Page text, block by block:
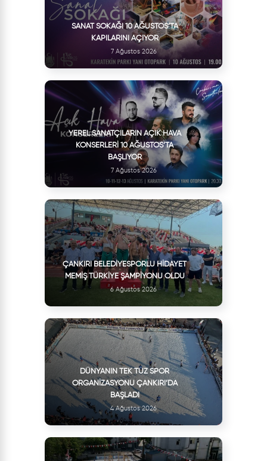
SANAT SOKAĞI 10 AĞUSTOS’TA
KAPILARINI AÇIYOR
7 Ağustos 2026
YEREL SANATÇILARIN AÇIK HAVA
KONSERLERI 10 AĞUSTOS’TA
BAŞLIYOR
7 Ağustos 2026
ÇANKIRI BELEDIYESPORLU HIDAYET
MEMIŞ TÜRKIYE ŞAMPIYONU OLDU
6 Ağustos 2026
DÜNYANIN TEK TUZ SPOR
ORGANIZASYONU ÇANKIRI’DA
BAŞLADI
4 Ağustos 2026